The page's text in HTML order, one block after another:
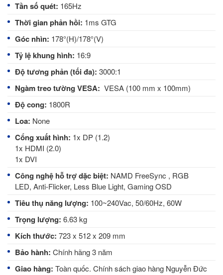
Tần số quét: 165Hz
Thời gian phản hồi: 1ms GTG
Góc nhìn: 178°(H)/178°(V)
Tỷ lệ khung hình: 16:9
Độ tương phản (tối đa): 3000:1
Ngàm treo tường VESA: VESA (100 mm x 100mm)
Độ cong: 1800R
Loa: None
Cổng xuất hình: 1x DP (1.2)
1x HDMI (2.0)
1x DVI
Công nghệ hỗ trợ dặc biệt: NAMD FreeSync , RGB
LED, Anti-Flicker, Less Blue Light, Gaming OSD
Tiêu thụ năng lượng: 100~240Vac, 50/60Hz, 60W
Trọng lượng: 6.63 kg
Kích thước: 723 x 512 x 209 mm
Bảo hành: Chính hãng 3 năm
Giao hàng: Toàn quốc. Chính sách giao hàng Nguyễn Đức